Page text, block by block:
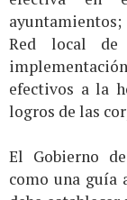
Red local de
efectivos a la
logros de las
El Gobierno
como una guía